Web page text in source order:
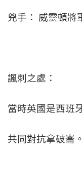
兇手： 威靈頓將
諷刺之處：
當時英國是西班
共同對抗拿破崙。